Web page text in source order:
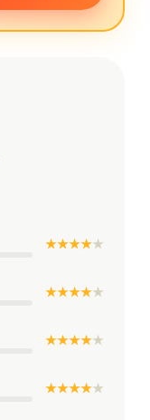
★ ★ ★ ★★
★ ★ ★ ★★
★ ★ ★ ★★
★ ★ ★ ★★